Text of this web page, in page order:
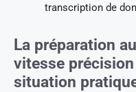
transcription de
La préparation
vitesse
situation